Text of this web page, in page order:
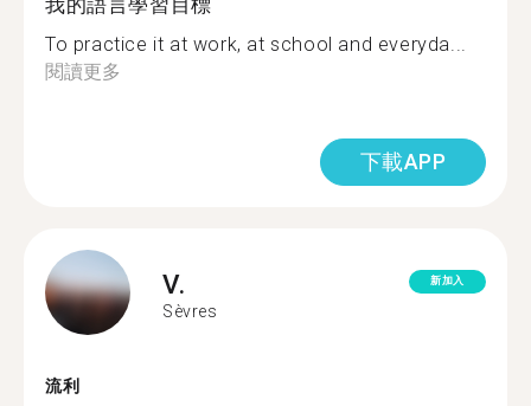
我的語言學習目標
To practice it at work, at school and everyda...
閱讀更多
下載APP
V.
Sèvres
新加入
流利